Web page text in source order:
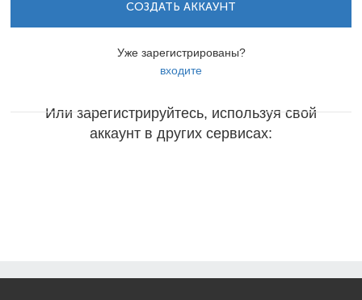
СОЗДАТЬ АККАУНТ
Уже зарегистрированы?
входите
Или зарегистрируйтесь, используя свой
аккаунт в других сервисах: